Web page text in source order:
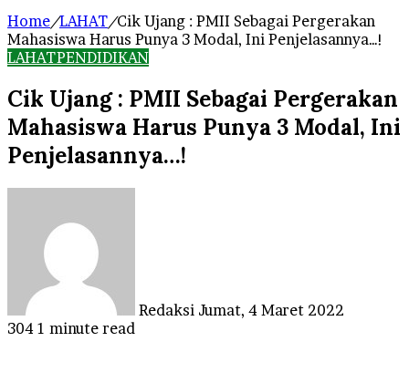
Home/LAHAT/Cik Ujang : PMII Sebagai Pergerakan
Mahasiswa Harus Punya 3 Modal, Ini Penjelasannya…!
LAHATPENDIDIKAN
Cik Ujang : PMII Sebagai Pergerakan
Mahasiswa Harus Punya 3 Modal, Ini
Penjelasannya…!
Redaksi Jumat, 4 Maret 2022
304 1 minute read